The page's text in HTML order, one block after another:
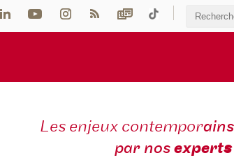
Les enjeux contempor
par nosexperts